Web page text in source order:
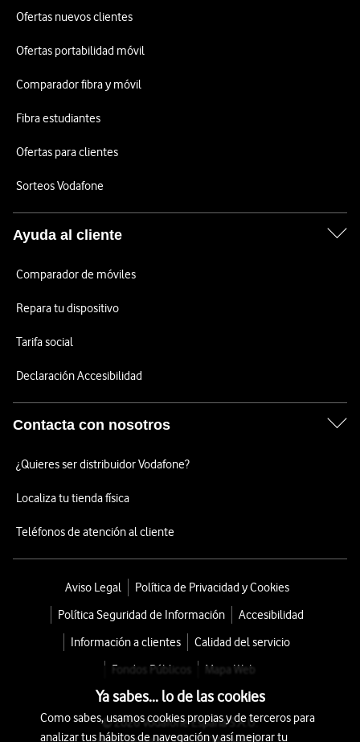
Ofertas nuevos clientes
Ofertas portabilidad móvil
Comparador fibra y móvil
Fibra estudiantes
Ofertas para clientes
Sorteos Vodafone
Ayuda al cliente
Comparador de móviles
Repara tu dispositivo
Tarifa social
Declaración Accesibilidad
Contacta con nosotros
¿Quieres ser distribuidor Vodafone?
Localiza tu tienda física
Teléfonos de atención al cliente
Aviso Legal
Política de Privacidad y Cookies
Política Seguridad de Información
Accesibilidad
Información a clientes
Calidad del servicio
Fondos Públicos
Mapa Web
© 2026 Vodafone España S.A.U.
Ya sabes... lo de las cookies
Como sabes, usamos cookies propias y de terceros para
analizar tus hábitos de navegación y así mejorar tu